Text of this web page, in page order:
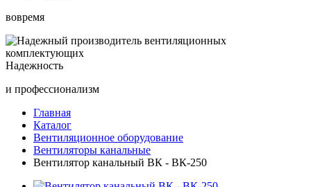
вовремя
Надежность
и профессионализм
Главная
Каталог
Вентиляционное оборудование
Вентиляторы канальные
Вентилятор канальный ВК - ВК-250